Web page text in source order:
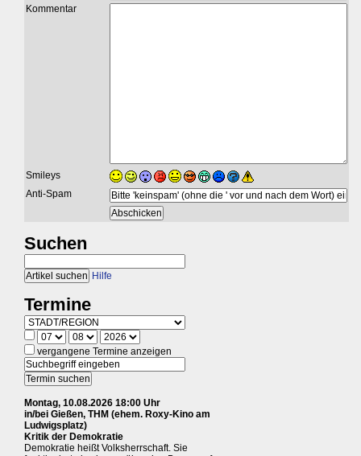
Kommentar
Smileys
Anti-Spam
Suchen
Hilfe
Termine
vergangene Termine anzeigen
Montag, 10.08.2026 18:00 Uhr
in/bei Gießen, THM (ehem. Roxy-Kino am
Ludwigsplatz)
Kritik der Demokratie
Demokratie heißt Volksherrschaft. Sie